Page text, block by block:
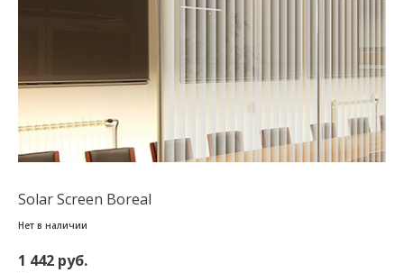
Solar Screen Boreal
Нет в наличии
1 442 руб.